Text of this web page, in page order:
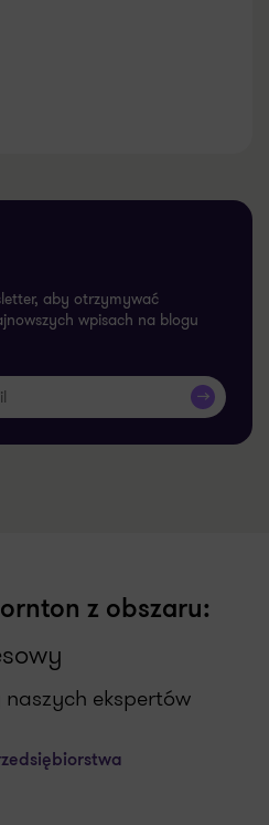
aby otrzymywać
wpisach na blogu
>>
z obszaru:
ekspertów